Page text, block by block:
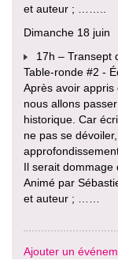
et auteur ; ……..
Dimanche 18 juin
17h – Transept
Table-ronde #2 -
Après avoir appris
nous allons
historique. Car
ne pas se
Il serait dommage
Animé par
et auteur ; ……
Ajouter un